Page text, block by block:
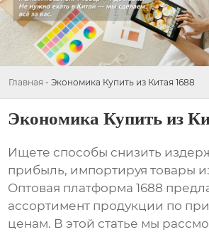
Главная - Экономика Купить из Китая 1688
Экономика Купить из
Ищете способы снизить
прибыль, импортируя товары
Оптовая платформа1688
ассортимент продукции по
ценам. В этой статье мы